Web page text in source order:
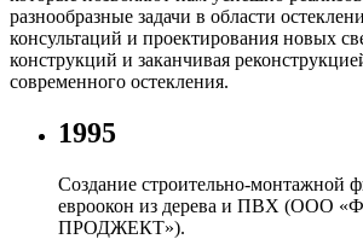
разнообразные задачи в области
консультаций и проектирования новых
конструкций и заканчивая
современного остекления.
1995
Создание строительно-монтажной
евроокон из дерева и ПВХ (ООО
ПРОДЖЕКТ»).